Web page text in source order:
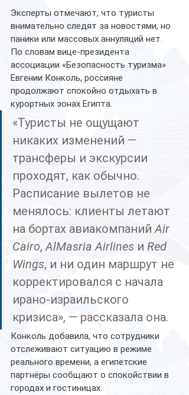
Эксперты отмечают, что туристы
внимательно следят за новостями, но
паники или массовых аннуляций нет.
По словам вице-президента
ассоциации «Безопасность туризма»
Евгении Конколь, россияне
продолжают спокойно отдыхать в
курортных зонах Египта.
«Туристы не ощущают
никаких изменений —
трансферы и экскурсии
проходят, как обычно.
Расписание вылетов не
менялось: клиенты летают
на бортах авиакомпаний Air
Cairo, AlMasria Airlines и Red
Wings, и ни один маршрут не
корректировался с начала
ирано-израильского
кризиса», — рассказала она.
Конколь добавила, что сотрудники
отслеживают ситуацию в режиме
реального времени, а египетские
партнёры сообщают о спокойствии в
городах и гостиницах.